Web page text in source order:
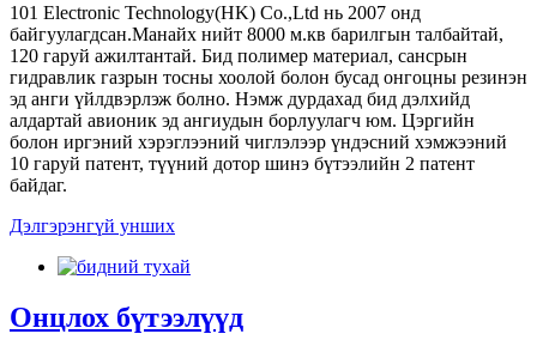
101 Electronic Technology(HK) Co.,Ltd нь 2007 онд
байгуулагдсан.Манайх нийт 8000 м.кв барилгын талбайтай,
120 гаруй ажилтантай. Бид полимер материал, сансрын
гидравлик газрын тосны хоолой болон бусад онгоцны резинэн
эд анги үйлдвэрлэж болно. Нэмж дурдахад бид дэлхийд
алдартай авионик эд ангиудын борлуулагч юм. Цэргийн
болон иргэний хэрэглээний чиглэлээр үндэсний хэмжээний
10 гаруй патент, түүний дотор шинэ бүтээлийн 2 патент
байдаг.
Дэлгэрэнгүй унших
Онцлох бүтээлүүд